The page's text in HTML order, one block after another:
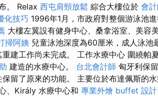
。 Relax 西屯肩頸放鬆 綜合大樓位於 會
化技巧 1996年1月，市政府對整個游泳池
大樓左翼設有健身中心、桑拿浴室、美容
掃阿姨 兒童泳池深度為60厘米，成人泳池
建工作尚未完成。 工作水療中心 圍繞帕
建造的水療中心。 台北會計師 匈牙利保
留了原來的功能。 主要位於布達佩斯的
、Király 水療中心和 專業外燴 buffet 設計